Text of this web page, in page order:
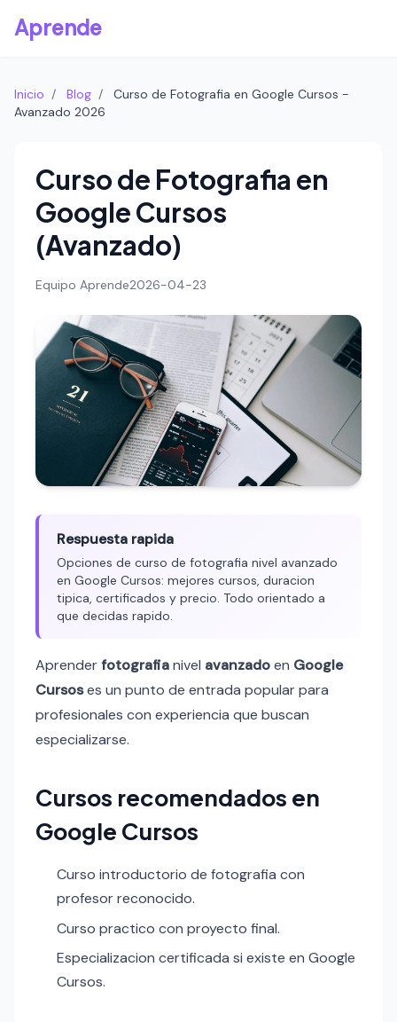
Aprende
Inicio / Blog /
Curso de Fotografia en Google Cursos -
Avanzado 2026
Curso de Fotografia en
Google Cursos
(Avanzado)
Equipo Aprende2026-04-23
Respuesta rapida
Opciones de curso de fotografia nivel avanzado
en Google Cursos: mejores cursos, duracion
tipica, certificados y precio. Todo orientado a
que decidas rapido.
Aprenderfotografianivel avanzadoen Google
Cursoses un punto de entrada popular para
profesionales con experiencia que buscan
especializarse.
Cursos recomendados en
Google Cursos
Curso introductorio de fotografia con
profesor reconocido.
Curso practico con proyecto final.
Especializacion certificada si existe en Google
Cursos.